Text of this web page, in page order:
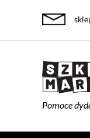
Pomoce